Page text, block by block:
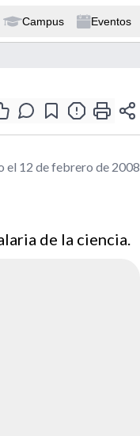
Campus Eventos
el 12 de febrero de 2008
de la ciencia.